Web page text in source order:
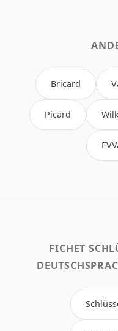
Bricard
Picard
FICHET